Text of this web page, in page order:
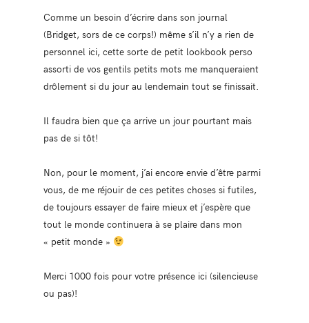
Comme un besoin d’écrire dans son journal
(Bridget, sors de ce corps!) même s’il n’y a rien de
personnel ici, cette sorte de petit lookbook perso
assorti de vos gentils petits mots me manqueraient
drôlement si du jour au lendemain tout se finissait.
Il faudra bien que ça arrive un jour pourtant mais
pas de si tôt!
Non, pour le moment, j’ai encore envie d’être parmi
vous, de me réjouir de ces petites choses si futiles,
de toujours essayer de faire mieux et j’espère que
tout le monde continuera à se plaire dans mon
« petit monde »
Merci 1000 fois pour votre présence ici (silencieuse
ou pas)!